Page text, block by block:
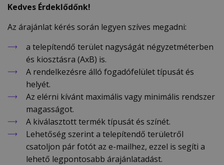
Kedves Érdeklődőnk!
Az árajánlat kérés során legyen szíves megadni:
a telepítendő terület nagyságát négyzetméterben
és kiosztásra (AxB) is.
A rendelkezésre álló fogadófelület típusát és
helyét.
Az elérni kívánt maximális vagy minimális rendszer
magasságot.
A kiválasztott termék típusát és színét.
Lehetőség szerint a telepítendő területről
csatoljon pár fotót az e-mailhez, ezzel is segíti a
lehető legpontosabb árajánlatadást.